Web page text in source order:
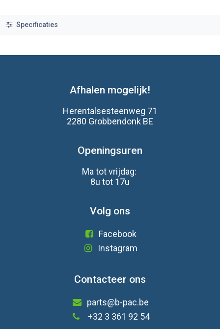
Specificaties
Afhalen mogelijk!
Herentalsesteenweg 71
2280 Grobbendonk BE
Openingsuren
Ma tot vrijdag:
8u tot 17u
Volg ons
Facebook
Instagram
Contacteer ons
parts@b-pac.be
+32 3 361 92 54